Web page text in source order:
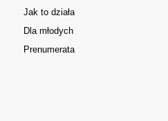
Jak to działa
Dla młodych
Prenumerata